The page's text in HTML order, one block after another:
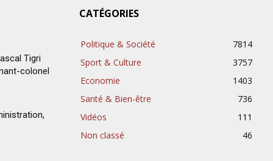
Tigri
colonel
CATÉGORIES
Politique & Société
7814
Sport & Culture
3757
Economie
1403
Santé & Bien-être
736
Vidéos
111
Non classé
46